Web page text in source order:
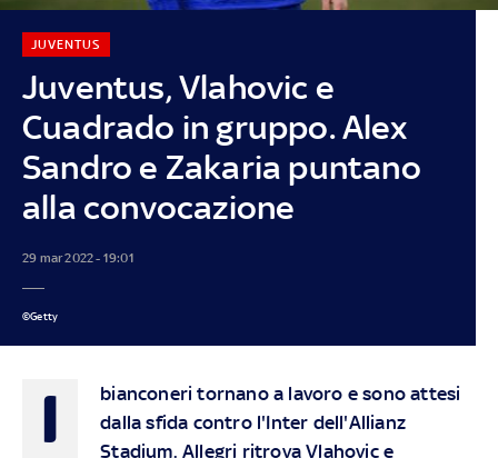
Juventus, Vlahovic e
Cuadrado in gruppo. Alex
Sandro e Zakaria puntano
alla convocazione
JUVENTUS
29 mar 2022 - 19:01
©Getty
I
bianconeri tornano a lavoro e sono attesi
dalla sfida contro l'Inter dell'Allianz
Stadium. Allegri ritrova Vlahovic e